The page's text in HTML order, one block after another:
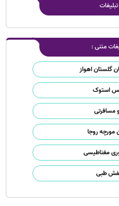
تبلیغات
متنی :
گلستان اهواز
استوک
مسافرتی
مورچه روجا
مغناطیسی
طبی